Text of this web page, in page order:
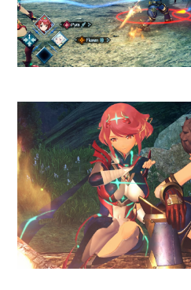
A todas luces, la
directa son los
Bosspara el
su vez, son la
Imperio deStar
sí se ve el
copia
eso.